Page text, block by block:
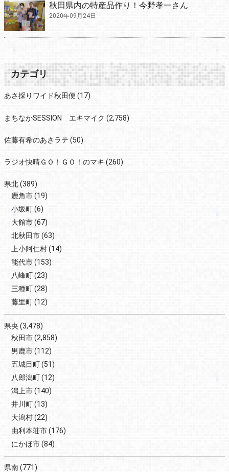
秋田県内の特産品作り！今野孝一さん
2020年09月24日
カテゴリ
あさ採りワイド秋田便 (17)
まちなかSESSION エキマイク (2,758)
佐藤有希のあさラテ (50)
ラジオ快晴ＧＯ！ＧＯ！のマキ (260)
県北(389)
鹿角市(19)
小坂町(6)
大館市(67)
北秋田市(63)
上小阿仁村(14)
能代市(153)
八峰町(23)
三種町(28)
藤里町(12)
県央 (3,478)
秋田市(2,858)
男鹿市(112)
五城目町(51)
八郎潟町(12)
潟上市(140)
井川町(13)
大潟村(22)
由利本荘市(176)
にかほ市(84)
県南(771)